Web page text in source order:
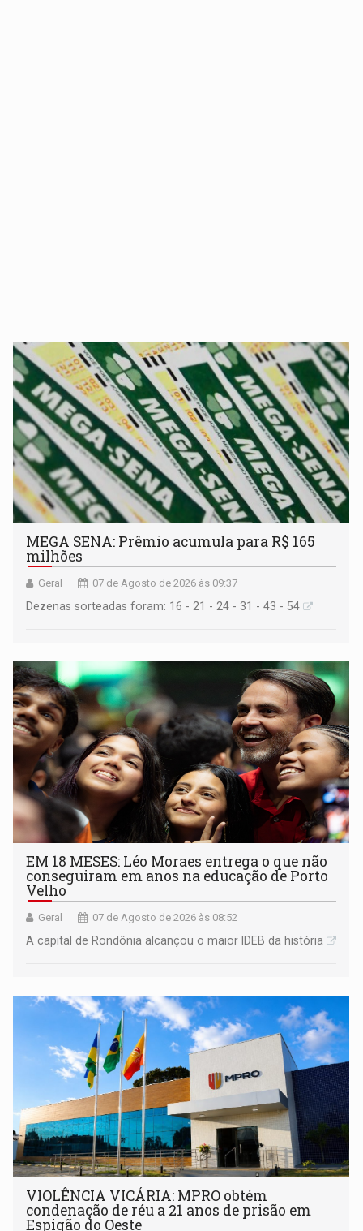
MEGA SENA: Prêmio acumula para R$ 165
milhões
Geral 07 de Agosto de 2026 às 09:37
Dezenas sorteadas foram: 16 - 21 - 24 - 31 - 43 - 54
EM 18 MESES: Léo Moraes entrega o que não
conseguiram em anos na educação de Porto
Velho
Geral 07 de Agosto de 2026 às 08:52
A capital de Rondônia alcançou o maior IDEB da história
VIOLÊNCIA VICÁRIA: MPRO obtém
condenação de réu a 21 anos de prisão em
Espigão do Oeste